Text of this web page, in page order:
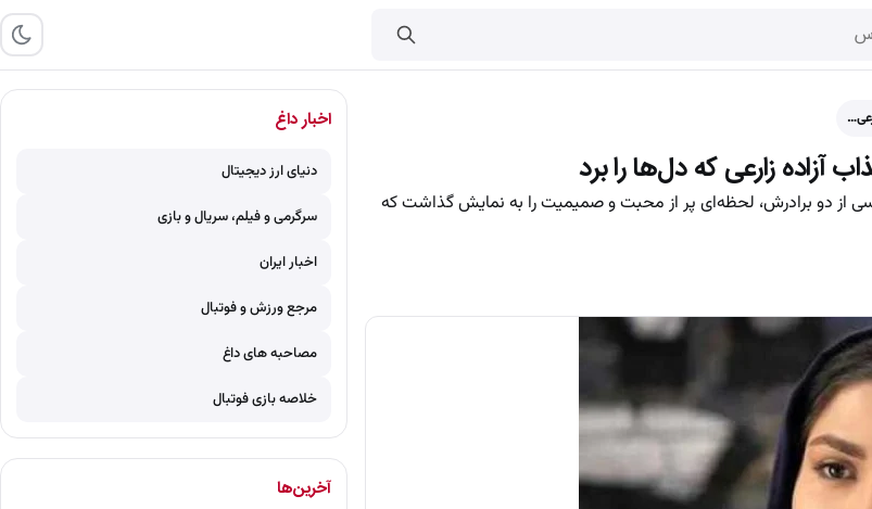
آزاده زارعی که دل‌ها را برد
عکسی از دو برادرش، لحظه‌ای پر از محبت و صمیمیت را به نمایش گذاشت که
اخبار داغ
دنیای ارز دیجیتال
سرگرمی و فیلم، سریال و بازی
اخبار ایران
مرجع ورزش و فوتبال
مصاحبه های داغ
خلاصه بازی فوتبال
آخرین‌ها